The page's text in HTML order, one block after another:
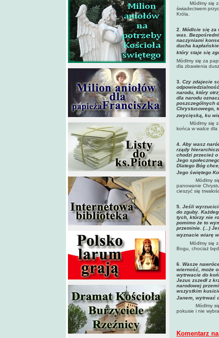
Módlmy się
świadectwem
Króla.
2
Módlcie się za
was.
naczyniami
ducha
który staje się
Módlmy się za
dla zbawienia
3 . Czy zdajecie
narodu, który
dla narodu
poszczególnych
Chrystusowego,
zwycięską, ku
Módlmy się za
końca w walce
4. Aby wasz
rządy
chodzi przecież
Jego
Dlatego Bóg
Jego świętego
Módlmy
panowanie
cieszyć się
5 . Jeśli
do zguby.
tych, którzy nie
pomimo że to
przeminie. (...)
wyznacie wiarę
Módlmy się
Bogu, chociaż
6
Wasze
wierność, może
wytrwacie do
Jezus zszedł z
narodowej
wszystkim
Janem, wytrwać
Módlmy
pokusie i nie
Komentarz